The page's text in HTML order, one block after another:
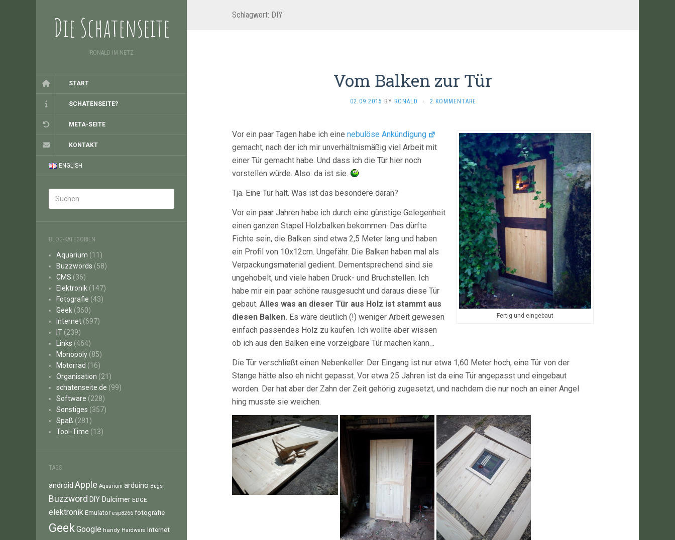
Die Schatenseite
RONALD IM NETZ
START
SCHATENSEITE?
META-SEITE
KONTAKT
ENGLISH
BLOG-KATEGORIEN
Aquarium (11)
Buzzwords (58)
CMS (36)
Elektronik (147)
Fotografie (43)
Geek (360)
Internet (697)
IT (239)
Links (464)
Monopoly (85)
Motorrad (16)
Organisation (21)
schatenseite.de (99)
Software (228)
Sonstiges (357)
Spaß (281)
Tool-Time (13)
TAGS
android Apple Aquarium arduino Bugs
Buzzword DIY Dulcimer EDGE
elektronik Emulator esp8266 fotografie
GeekGoogle handy Hardware Internet
Schlagwort: DIY
Vom Balken zur Tür
02.09.2015 BY RONALD · 2 KOMMENTARE
Fertig und eingebaut
Vor ein paar Tagen habe ich eine nebulöse Ankündigung
gemacht, nach der ich mir unverhältnismäßig viel Arbeit mit
einer Tür gemacht habe. Und dass ich die Tür hier noch
vorstellen würde. Also: da ist sie.
Tja. Eine Tür halt. Was ist das besondere daran?
Vor ein paar Jahren habe ich durch eine günstige Gelegenheit
einen ganzen Stapel Holzbalken bekommen. Das dürfte
Fichte sein, die Balken sind etwa 2,5 Meter lang und haben
ein Profil von 10x12cm. Ungefähr. Die Balken haben mal als
Verpackungsmaterial gedient. Dementsprechend sind sie
ungehobelt, und viele haben Druck- und Bruchstellen. Ich
habe mir ein paar schöne rausgesucht und daraus diese Tür
gebaut. Alles was an dieser Tür aus Holz ist stammt aus
diesen Balken. Es wäre deutlich (!) weniger Arbeit gewesen
einfach passendes Holz zu kaufen. Ich wollte aber wissen
ob ich aus den Balken eine vorzeigbare Tür machen kann…
Die Tür verschließt einen Nebenkeller. Der Eingang ist nur etwa 1,60 Meter hoch, eine Tür von der
Stange hätte also eh nicht gepasst. Vor etwa 25 Jahren ist da eine Tür angepasst und eingebaut
worden. Der hat aber der Zahn der Zeit gehörig zugesetzt, und nachdem die nur noch an einer Angel
hing musste sie weichen.